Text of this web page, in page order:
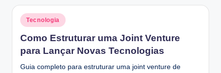
Posted
in
Tecnologia
Como Estruturar uma Joint Venture
para Lançar Novas Tecnologias
Guia completo para estruturar uma joint venture de